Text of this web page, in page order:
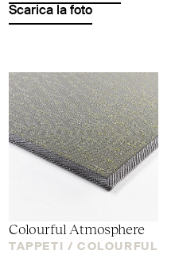
Scarica la foto
Colourful Atmosphere
TAPPETI / COLOURFUL